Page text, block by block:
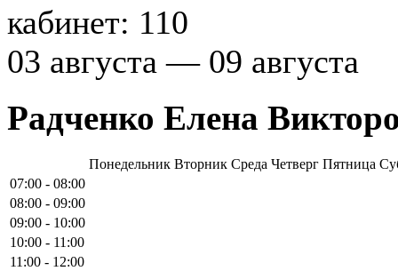
кабинет: 110
03 августа — 09 августа
Радченко Елена
Понедельник Вторник Среда Четверг Пятница
07:00 - 08:00
08:00 - 09:00
09:00 - 10:00
10:00 - 11:00
11:00 - 12:00